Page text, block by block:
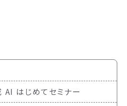
はじめてセミナー